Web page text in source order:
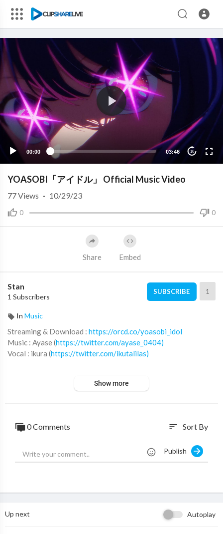
00:00 03:46 10
YOASOBI「アイドル」 Official Music Video
0 0
77Views · 10/29/23
Share Embed
Stan
1 Subscribers
SUBSCRIBE 1
In Music
Streaming & Download : https://orcd.co/yoasobi_idol
Music : Ayase (https://twitter.com/ayase_0404)
Vocal : ikura (https://twitter.com/ikutalilas)
Background Chorus：Ebony Bowens, Chloe Kibble, Marista Stu
4/12(水)24時30分同時公開
https://youngjump.jp/oshinoko/novel_45510/
2023年4月12日(水)よりTVアニメ放送開始！
Show more
0 Comments sort Sort By
Publish
Up next Autoplay